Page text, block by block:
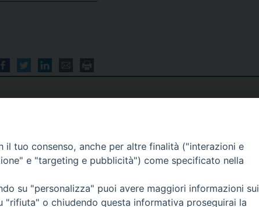
tuo consenso, anche per altre finalità ("interazioni e
e "targeting e pubblicità") come specificato nella
su "personalizza" puoi avere maggiori informazioni sui
o chiudendo questa informativa proseguirai la